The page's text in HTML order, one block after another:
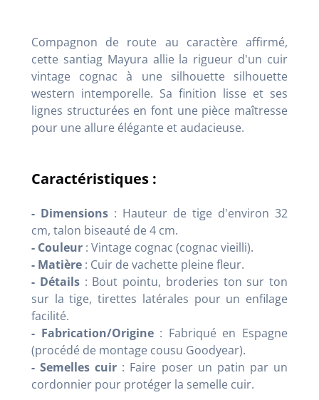
Compagnon de route au caractère affirmé,
cette santiag Mayura allie la rigueur d'un cuir
vintage cognac à une silhouette silhouette
western intemporelle. Sa finition lisse et ses
lignes structurées en font une pièce maîtresse
pour une allure élégante et audacieuse.
Caractéristiques :
- Dimensions : Hauteur de tige d'environ 32
cm, talon biseauté de 4 cm.
- Couleur : Vintage cognac (cognac vieilli).
- Matière : Cuir de vachette pleine fleur.
- Détails: Bout pointu, broderies ton sur ton
sur la tige, tirettes latérales pour un enfilage
facilité.
- Fabrication/Origine: Fabriqué en Espagne
(procédé de montage cousu Goodyear).
- Semelles cuir : Faire poser un patin par un
cordonnier pour protéger la semelle cuir.